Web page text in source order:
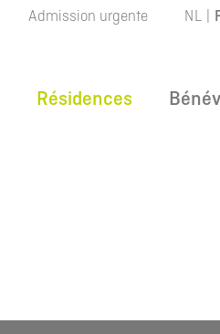
Admission urgente NL
Résidences